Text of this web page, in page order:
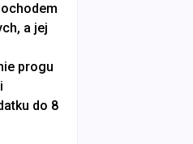
a jej
progu
do 8